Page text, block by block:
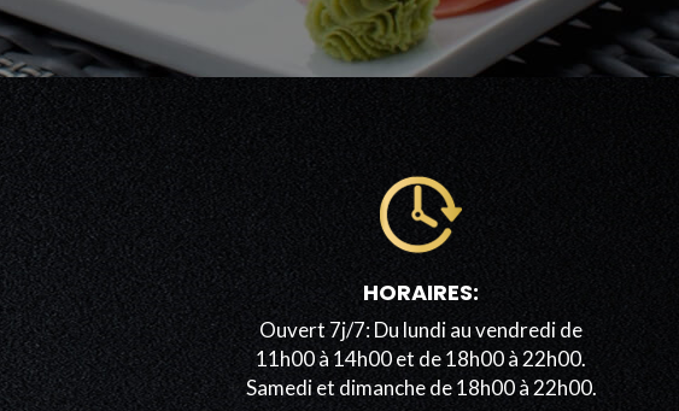
HORAIRES:
Ouvert 7j/7: Du lundi au vendredi de
11h00 à 14h00 et de 18h00 à 22h00.
Samedi et dimanche de 18h00 à 22h00.